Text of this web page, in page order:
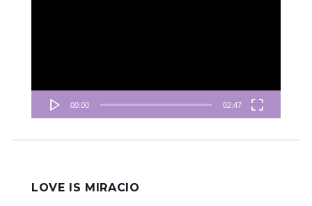
00:00 02:47
LOVE IS MIRACIO